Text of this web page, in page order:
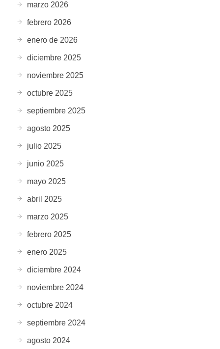
marzo 2026
febrero 2026
enero de 2026
diciembre 2025
noviembre 2025
octubre 2025
septiembre 2025
agosto 2025
julio 2025
junio 2025
mayo 2025
abril 2025
marzo 2025
febrero 2025
enero 2025
diciembre 2024
noviembre 2024
octubre 2024
septiembre 2024
agosto 2024